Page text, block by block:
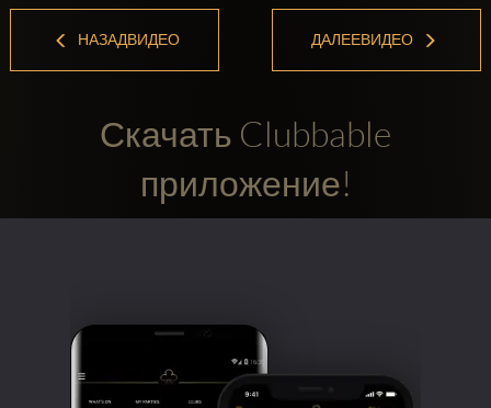
НАЗАДВИДЕО ДАЛЕЕВИДЕО
Скачать Clubbable
приложение!